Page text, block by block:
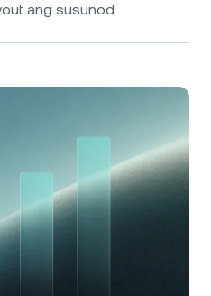
ang susunod.